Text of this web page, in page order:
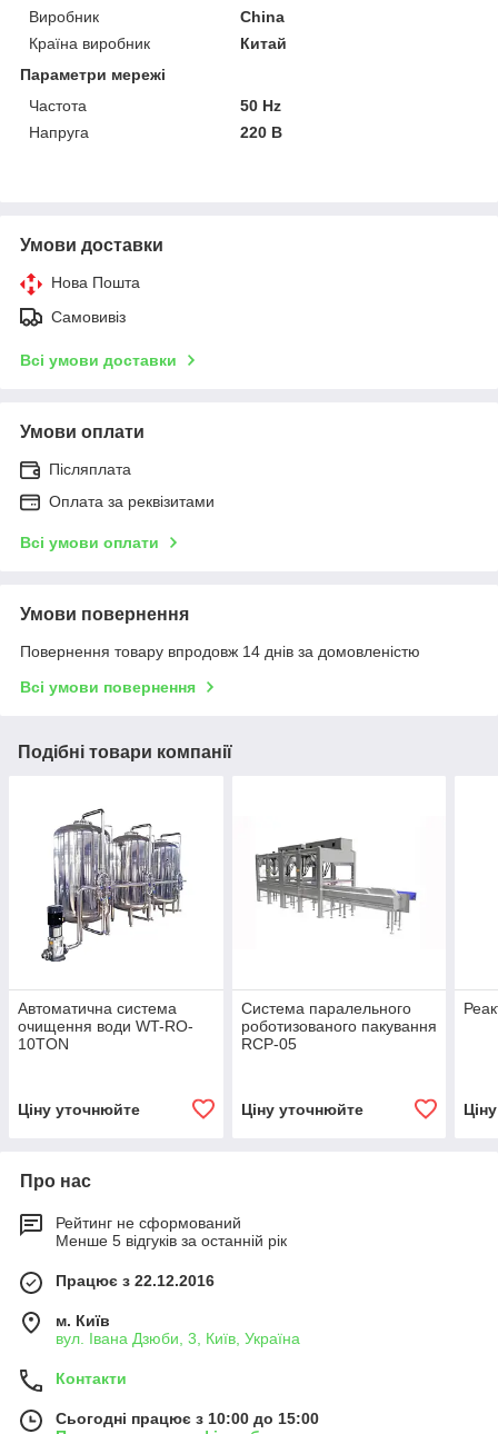
Виробник
China
Країна виробник
Китай
Параметри мережі
Частота
50 Hz
Напруга
220 В
Умови доставки
Нова Пошта
Самовивіз
Всі умови доставки
Умови оплати
Післяплата
Оплата за реквізитами
Всі умови оплати
Умови повернення
Повернення товару впродовж 14 днів за домовленістю
Всі умови повернення
Подібні товари компанії
Автоматична система
очищення води WT-RO-
10TON
Ціну уточнюйте
Система паралельного
роботизованого пакування
RCP-05
Ціну уточнюйте
Про нас
Рейтинг не сформований
Менше 5 відгуків за останній рік
Працює з 22.12.2016
м. Київ
вул. Івана Дзюби, 3, Київ, Україна
Контакти
Сьогодні працює з 10:00 до 15:00